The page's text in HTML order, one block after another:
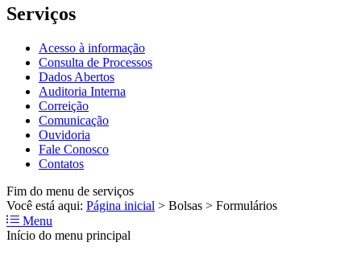
Serviços
Acesso à informação
Consulta de Processos
Dados Abertos
Auditoria Interna
Correição
Comunicação
Ouvidoria
Fale Conosco
Contatos
Fim do menu de serviços
Você está aqui: Página inicial > Bolsas > Formulários
Menu
Início do menu principal